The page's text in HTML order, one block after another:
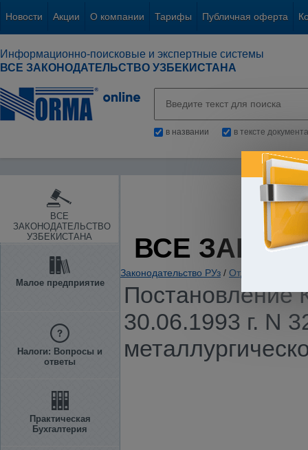
Новости Акции О компании Тарифы Публичная оферта
Информационно-поисковые и экспертные системы
ВСЕ ЗАКОНОДАТЕЛЬСТВО УЗБЕКИСТАНА
в названии в тексте документа
ВСЕ
ЗАКОНОДАТЕЛЬСТВО
УЗБЕКИСТАНА
Малое предприятие
Налоги: Вопросы и
ответы
Практическая
Бухгалтерия
ВСЕ
Законодательство РУз / Отдельные
Постановление
30.06.1993 г. N